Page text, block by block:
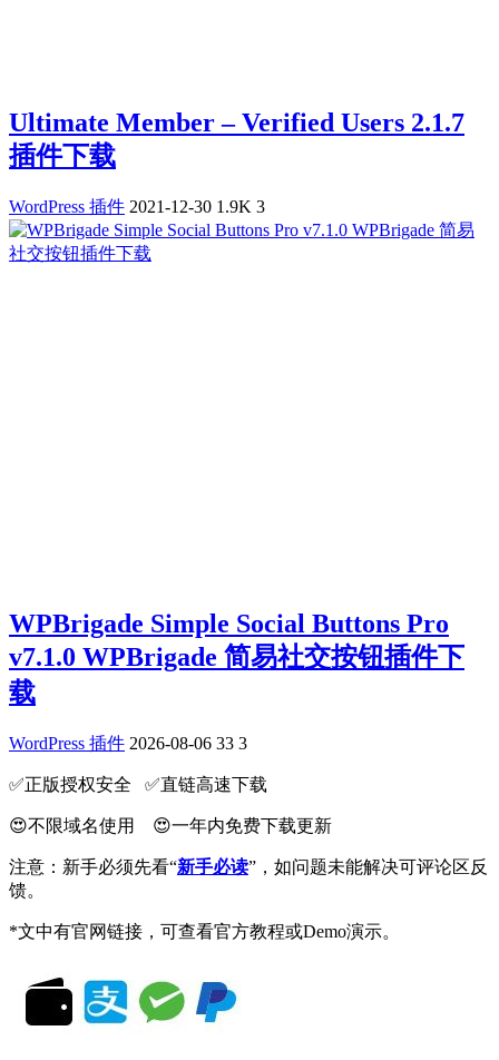
Ultimate Member – Verified Users 2.1.7
插件下载
WordPress 插件 2021-12-30 1.9K 3
WPBrigade Simple Social Buttons Pro
v7.1.0 WPBrigade 简易社交按钮插件下
载
WordPress 插件 2026-08-06 33 3
✅️正版授权安全 ✅️直链高速下载
😍不限域名使用 😍一年内免费下载更新
注意：新手必须先看“新手必读”，如问题未能解决可评论区反
馈。
*文中有官网链接，可查看官方教程或Demo演示。